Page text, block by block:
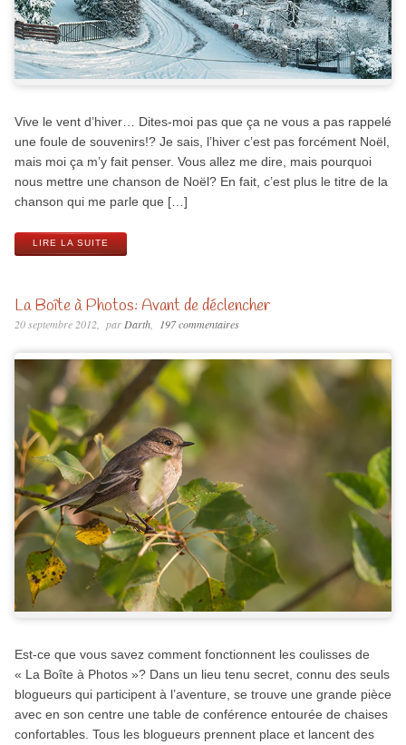
Vive le vent d’hiver… Dites-moi pas que ça ne vous a pas rappelé
une foule de souvenirs!? Je sais, l’hiver c’est pas forcément Noël,
mais moi ça m’y fait penser. Vous allez me dire, mais pourquoi
nous mettre une chanson de Noël? En fait, c’est plus le titre de la
chanson qui me parle que […]
LIRE LA SUITE
La Boîte à Photos: Avant de déclencher
20 septembre 2012 par Darth 197 commentaires
Est-ce que vous savez comment fonctionnent les coulisses de
« La Boîte à Photos »? Dans un lieu tenu secret, connu des seuls
blogueurs qui participent à l’aventure, se trouve une grande pièce
avec en son centre une table de conférence entourée de chaises
confortables. Tous les blogueurs prennent place et lancent des